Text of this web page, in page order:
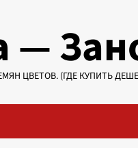
—
ЦВЕТОВ. (ГДЕ КУПИТЬ